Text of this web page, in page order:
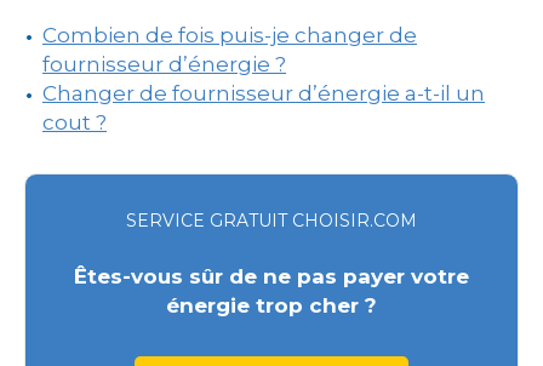
Combien de fois puis-je changer de
fournisseur d’énergie ?
Changer de fournisseur d’énergie a-t-il un
cout ?
SERVICE GRATUIT CHOISIR.COM
Êtes-vous sûr de ne pas payer votre
énergie trop cher ?